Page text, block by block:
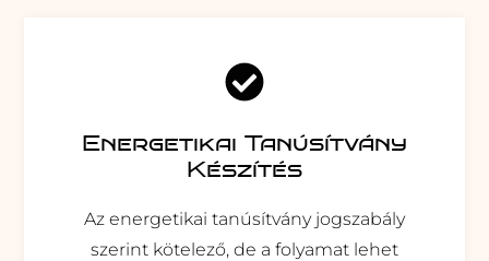
Energetikai Tanúsítvány
Készítés
Az energetikai tanúsítvány jogszabály
szerint kötelező, de a folyamat lehet